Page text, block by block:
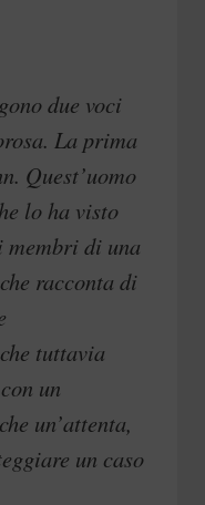
due voci
La prima
Quest’uomo
lo ha visto
membri di una
racconta di
tuttavia
un
un’attenta,
un caso